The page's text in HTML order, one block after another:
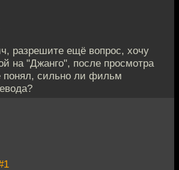
разрешите ещё вопрос, хочу
на "Джанго", после просмотра
понял, сильно ли фильм